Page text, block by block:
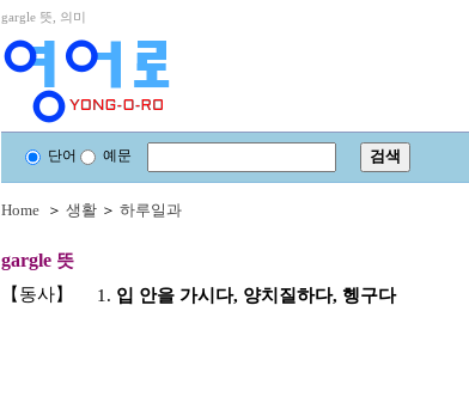
gargle 뜻, 의미
단어 예문
Home ＞ 생활 ＞ 하루일과
gargle 뜻
【동사】
1. 입 안을 가시다, 양치질하다, 헹구다